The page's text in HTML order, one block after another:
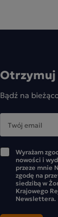
Bądź na
Wyrażam
nowości i
przeze mnie
zgodę na
siedzibą w
Krajowego
Newslettera.